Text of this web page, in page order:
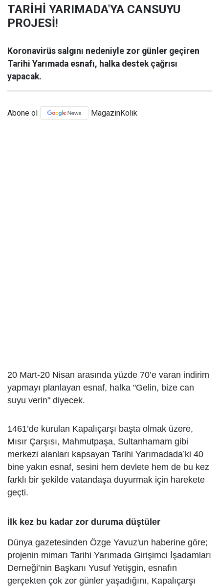
TARİHİ YARIMADA'YA CANSUYU
PROJESİ!
Koronavirüs salgını nedeniyle zor günler geçiren
Tarihi Yarımada esnafı, halka destek çağrısı
yapacak.
Abone ol MagazinKolik
20 Mart-20 Nisan arasında yüzde 70’e varan indirim
yapmayı planlayan esnaf, halka "Gelin, bize can
suyu verin" diyecek.
1461’de kurulan Kapalıçarşı başta olmak üzere,
Mısır Çarşısı, Mahmutpaşa, Sultanhamam gibi
merkezi alanları kapsayan Tarihi Yarımadada’ki 40
bine yakın esnaf, sesini hem devlete hem de bu kez
farklı bir şekilde vatandaşa duyurmak için harekete
geçti.
İlk kez bu kadar zor duruma düştüler
Dünya gazetesinden Özge Yavuz'un haberine göre;
projenin mimarı Tarihi Yarımada Girişimci İşadamları
Derneği’nin Başkanı Yusuf Yetişgin, esnafın
gerçekten çok zor günler yaşadığını, Kapalıçarşı